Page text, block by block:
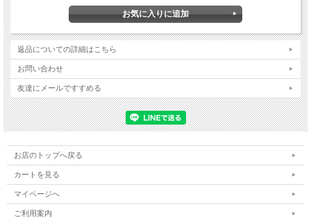
返品についての詳細はこちら
お問い合わせ
友達にメールですすめる
お店のトップへ戻る
カートを見る
マイページへ
ご利用案内